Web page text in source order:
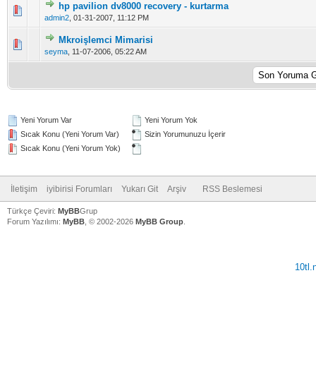
hp pavilion dv8000 recovery - kurtarma
admin2 01-31-2007, 11:12 PM
5 üzerinden 0 Oy - Toplam Ortalama 0 Oy Verilmiş
12345
Mkroişlemci Mimarisi
seyma 11-07-2006, 05:22 AM
5 üzerinden 0 Oy - Toplam Ortalama 0 Oy Verilmiş
1
Yeni Yorum Var
Sıcak Konu (Yeni Yorum Var)
Sıcak Konu (Yeni Yorum Yok)
Yeni Yorum Yok
Sizin Yorumunuzu İçerir
İletişim iyibirisi Forumları Yukarı Git Arşiv RSS Beslemesi
Türkçe Çeviri: MyBBGrup
Forum Yazılımı: MyBB , © 2002-2026 MyBB Group